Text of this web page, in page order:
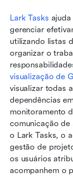
Lark Tasks
gerenciar
utilizando listas
organizar o
visualização de
visualizar todas
dependências
monitoramento
comunicação de
o Lark Tasks, o
gestão de
os usuários
acompanhem o